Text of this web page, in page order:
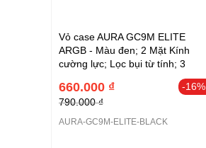
Vỏ case AURA GC9M ELITE
ARGB - Màu đen; 2 Mặt Kính
cường lực; Lọc bụi từ tính; 3
(L280 x W195 x H380mm);
1xUSB Type-C; 2x3.5 + 1x2.5+
2x2.5 (CAAURAGC9MELBLGA)
-16%
660.000 ₫
790.000 ₫
AURA-GC9M-ELITE-BLACK